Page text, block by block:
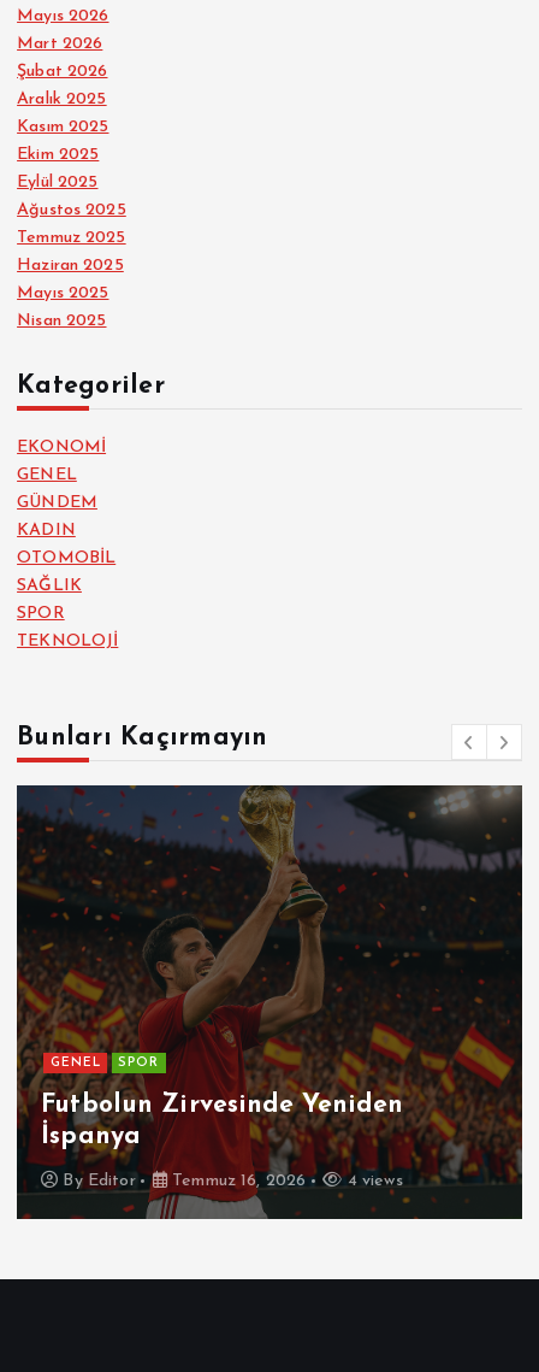
Mayıs 2026
Mart 2026
Şubat 2026
Aralık 2025
Kasım 2025
Ekim 2025
Eylül 2025
Ağustos 2025
Temmuz 2025
Haziran 2025
Mayıs 2025
Nisan 2025
Kategoriler
EKONOMİ
GENEL
GÜNDEM
KADIN
OTOMOBİL
SAĞLIK
SPOR
TEKNOLOJİ
Bunları Kaçırmayın
GENEL SPOR
Futbolun Zirvesinde Yeniden
İspanya
By Editor Temmuz 16, 2026 4 views